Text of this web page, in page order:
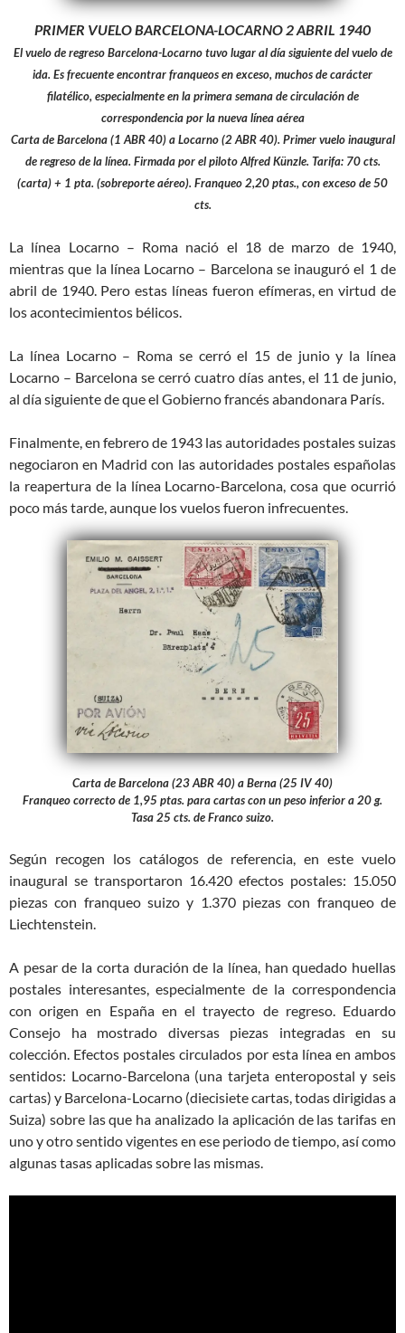
PRIMER VUELO BARCELONA-LOCARNO 2 ABRIL 1940
El vuelo de regreso Barcelona-Locarno tuvo lugar al día siguiente del vuelo de
ida. Es frecuente encontrar franqueos en exceso, muchos de carácter
filatélico, especialmente en la primera semana de circulación de
correspondencia por la nueva línea aérea
Carta de Barcelona (1 ABR 40) a Locarno (2 ABR 40). Primer vuelo inaugural
de regreso de la línea. Firmada por el piloto Alfred Künzle. Tarifa: 70 cts.
(carta) + 1 pta. (sobreporte aéreo). Franqueo 2,20 ptas., con exceso de 50
cts.
La línea Locarno – Roma nació el 18 de marzo de 1940,
mientras que la línea Locarno – Barcelona se inauguró el 1 de
abril de 1940. Pero estas líneas fueron efímeras, en virtud de
los acontecimientos bélicos.
La línea Locarno – Roma se cerró el 15 de junio y la línea
Locarno – Barcelona se cerró cuatro días antes, el 11 de junio,
al día siguiente de que el Gobierno francés abandonara París.
Finalmente, en febrero de 1943 las autoridades postales suizas
negociaron en Madrid con las autoridades postales españolas
la reapertura de la línea Locarno-Barcelona, cosa que ocurrió
poco más tarde, aunque los vuelos fueron infrecuentes.
Carta de Barcelona (23 ABR 40) a Berna (25 IV 40)
Franqueo correcto de 1,95 ptas. para cartas con un peso inferior a 20 g.
Tasa 25 cts. de Franco suizo.
Según recogen los catálogos de referencia, en este vuelo
inaugural se transportaron 16.420 efectos postales: 15.050
piezas con franqueo suizo y 1.370 piezas con franqueo de
Liechtenstein.
A pesar de la corta duración de la línea, han quedado huellas
postales interesantes, especialmente de la correspondencia
con origen en España en el trayecto de regreso. Eduardo
Consejo ha mostrado diversas piezas integradas en su
colección. Efectos postales circulados por esta línea en ambos
sentidos: Locarno-Barcelona (una tarjeta enteropostal y seis
cartas) y Barcelona-Locarno (diecisiete cartas, todas dirigidas a
Suiza) sobre las que ha analizado la aplicación de las tarifas en
uno y otro sentido vigentes en ese periodo de tiempo, así como
algunas tasas aplicadas sobre las mismas.